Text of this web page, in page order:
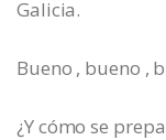
Galicia.
Bueno , bueno ,
¿Y cómo se